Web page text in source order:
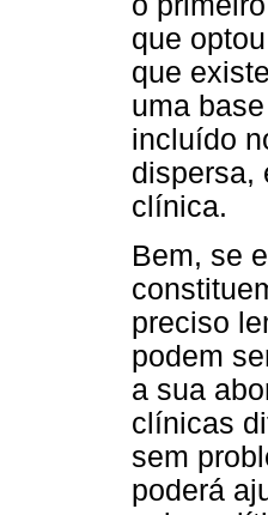
que
que
uma
incluído
dispersa,
clínica.
Bem, se
preciso
podem
a sua
clínicas
sem
poderá